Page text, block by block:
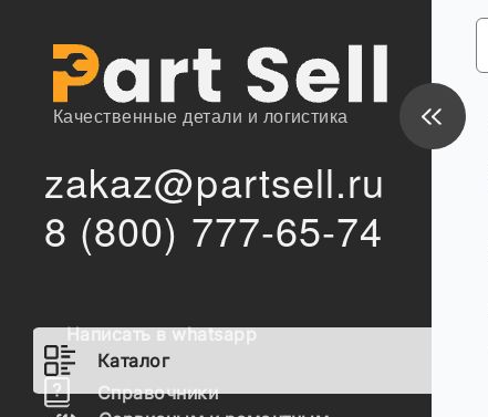
Качественные детали и логистика
zakaz@partsell.ru
8 (800) 777-65-74
Написать в whatsapp
Каталог
Справочники